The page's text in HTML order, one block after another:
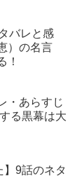
バレと感
）の名言
！
・あらすじ
る黒幕は大
】9話のネタ